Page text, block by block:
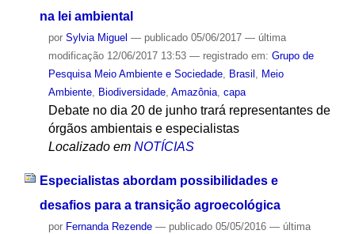
na lei ambiental
por Sylvia Miguel — publicado05/06/2017 — última
modificação12/06/2017 13:53 — registrado em: Grupo de
Pesquisa Meio Ambiente e Sociedade, Brasil , Meio
Ambiente, Biodiversidade, Amazônia, capa
Debate no dia 20 de junho trará representantes de
órgãos ambientais e especialistas
Localizado em NOTÍCIAS
Especialistas abordam possibilidades e
desafios para a transição agroecológica
por Fernanda Rezende — publicado05/05/2016 — última